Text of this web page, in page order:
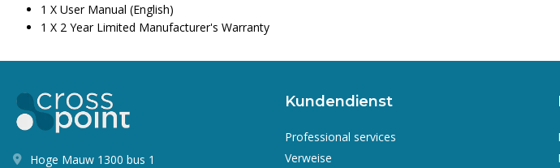
1 X User Manual (English)
1 X 2 Year Limited Manufacturer's Warranty
Hoge Mauw 1300 bus 1
Kundendienst
Professional services
Verweise